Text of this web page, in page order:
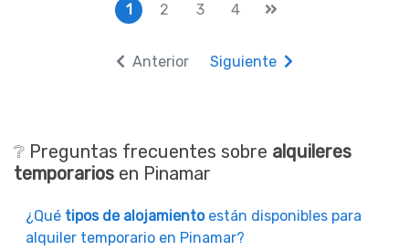
1 2 3 4
Anterior Siguiente
❔ Preguntas frecuentes sobre alquileres
temporarios en Pinamar
¿Qué tipos de alojamientoestán disponibles para
alquiler temporario en Pinamar?